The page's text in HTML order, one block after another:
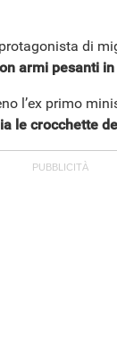
di
armi pesanti
l’ex primo
le crocchette